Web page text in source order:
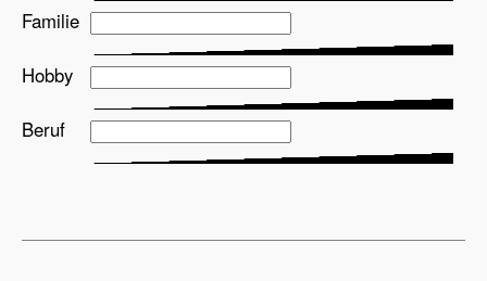
Familie
Hobby
Beruf